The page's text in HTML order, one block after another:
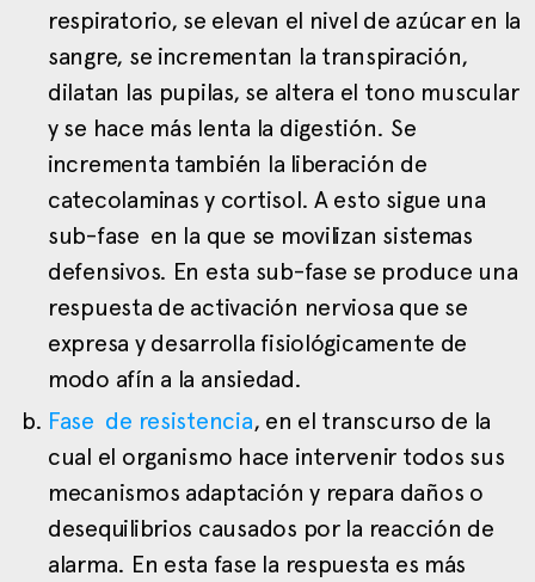
respiratorio, se elevan el nivel de azúcar en la
sangre, se incrementan la transpiración,
dilatan las pupilas, se altera el tono muscular
y se hace más lenta la digestión. Se
incrementa también la liberación de
catecolaminas y cortisol. A esto sigue una
sub-fase en la que se movilizan sistemas
defensivos. En esta sub-fase se produce una
respuesta de activación nerviosa que se
expresa y desarrolla fisiológicamente de
modo afín a la ansiedad.
Fase de resistencia, en el transcurso de la
cual el organismo hace intervenir todos sus
mecanismos adaptación y repara daños o
desequilibrios causados por la reacción de
alarma. En esta fase la respuesta es más